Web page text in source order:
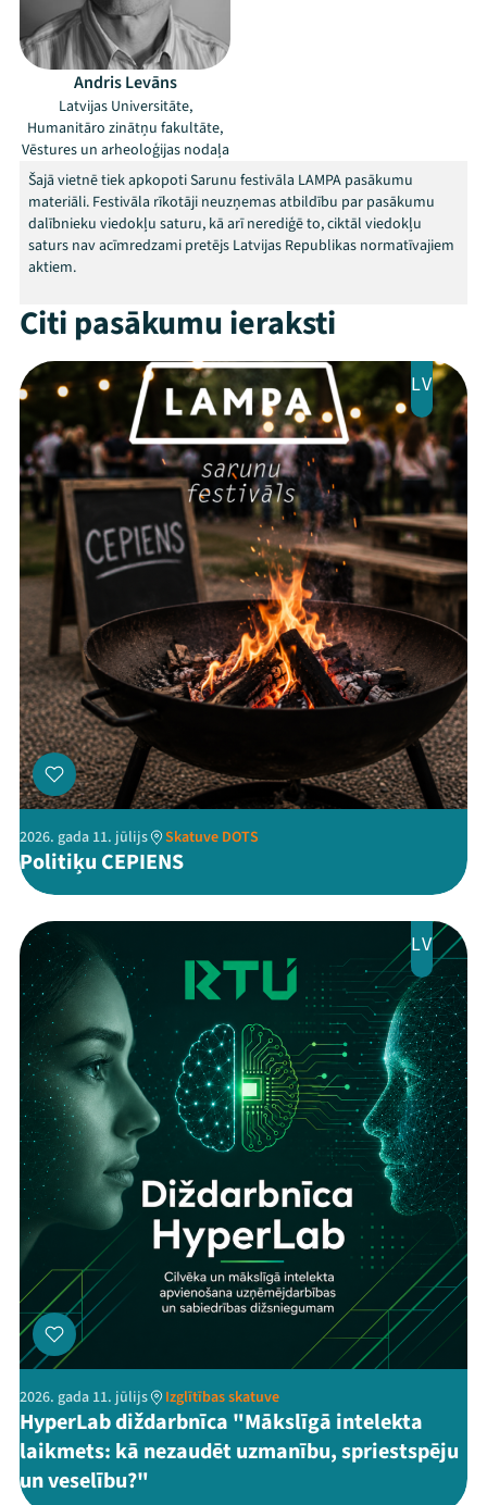
Andris Levāns
Latvijas Universitāte,
Humanitāro zinātņu fakultāte,
Vēstures un arheoloģijas nodaļa
Šajā vietnē tiek apkopoti Sarunu festivāla LAMPA pasākumu
materiāli. Festivāla rīkotāji neuzņemas atbildību par pasākumu
dalībnieku viedokļu saturu, kā arī nerediģē to, ciktāl viedokļu
saturs nav acīmredzami pretējs Latvijas Republikas normatīvajiem
aktiem.
Citi pasākumu ieraksti
LV
2026. gada 11. jūlijs Skatuve DOTS
Politiķu CEPIENS
LV
2026. gada 11. jūlijs Izglītības skatuve
HyperLab diždarbnīca "Mākslīgā intelekta
laikmets: kā nezaudēt uzmanību, spriestspēju
un veselību?"